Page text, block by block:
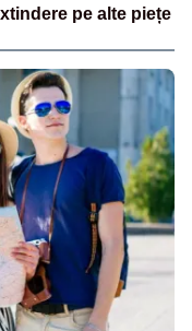
pe alte piețe